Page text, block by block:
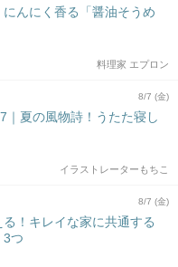
んにく香る「醤油そうめ
料理家 エプロン
8/7 (金)
｜夏の風物詩！うたた寝し
イラストレーターもちこ
8/7 (金)
！キレイな家に共通する
3つ